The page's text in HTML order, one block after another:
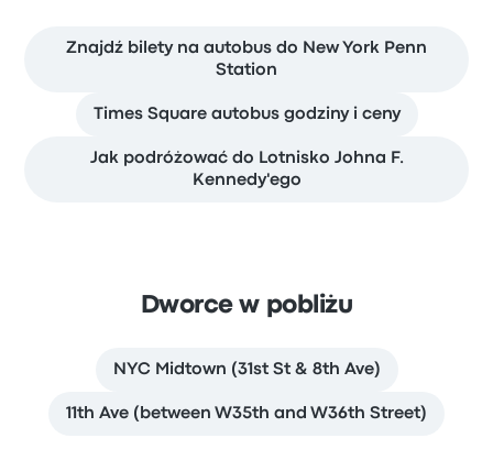
Znajdź bilety na autobus do New York Penn
Station
Times Square autobus godziny i ceny
Jak podróżować do Lotnisko Johna F.
Kennedy'ego
Dworce w pobliżu
NYC Midtown (31st St & 8th Ave)
11th Ave (between W35th and W36th Street)